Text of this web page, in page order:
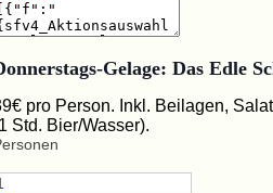
Gelage: Das Edle
pro Person. Inkl. Beilagen,
Std. Bier/Wasser).